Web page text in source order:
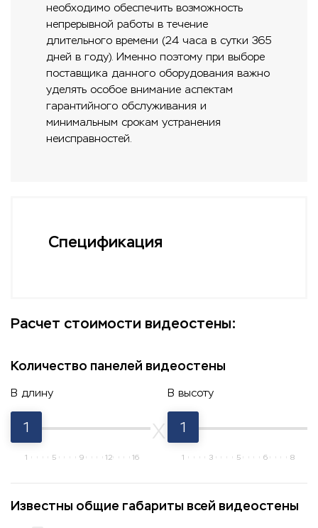
необходимо обеспечить возможность
непрерывной работы в течение
длительного времени (24 часа в сутки 365
дней в году). Именно поэтому при выборе
поставщика данного оборудования важно
уделять особое внимание аспектам
гарантийного обслуживания и
минимальным срокам устранения
неисправностей.
Спецификация
Расчет стоимости видеостены:
Количество панелей видеостены
В длину
1
1 5 9 12 16
В высоту
1
1 3 5 6 8
Известны общие габариты всей видеостены